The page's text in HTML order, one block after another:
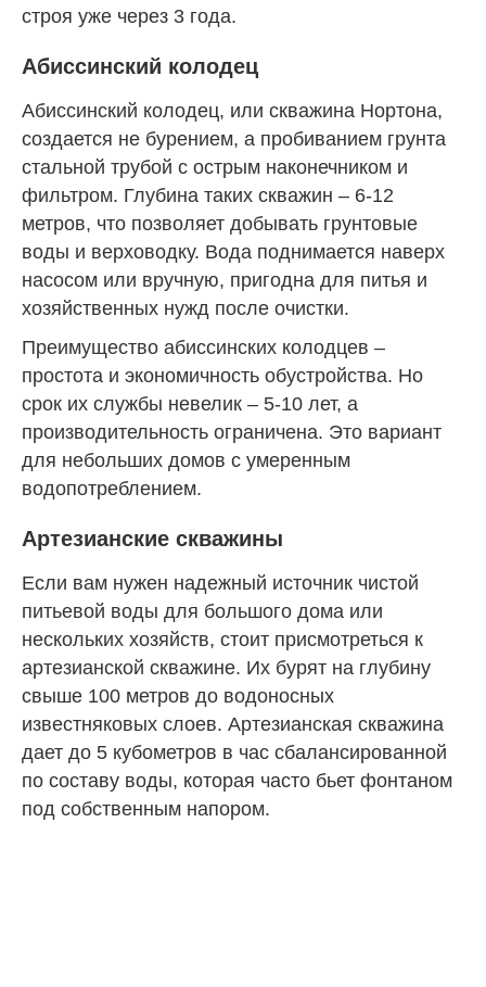
строя уже через 3 года.
Абиссинский колодец
Абиссинский колодец, или скважина Нортона,
создается не бурением, а пробиванием грунта
стальной трубой с острым наконечником и
фильтром. Глубина таких скважин – 6-12
метров, что позволяет добывать грунтовые
воды и верховодку. Вода поднимается наверх
насосом или вручную, пригодна для питья и
хозяйственных нужд после очистки.
Преимущество абиссинских колодцев –
простота и экономичность обустройства. Но
срок их службы невелик – 5-10 лет, а
производительность ограничена. Это вариант
для небольших домов с умеренным
водопотреблением.
Артезианские скважины
Если вам нужен надежный источник чистой
питьевой воды для большого дома или
нескольких хозяйств, стоит присмотреться к
артезианской скважине. Их бурят на глубину
свыше 100 метров до водоносных
известняковых слоев. Артезианская скважина
дает до 5 кубометров в час сбалансированной
по составу воды, которая часто бьет фонтаном
под собственным напором.